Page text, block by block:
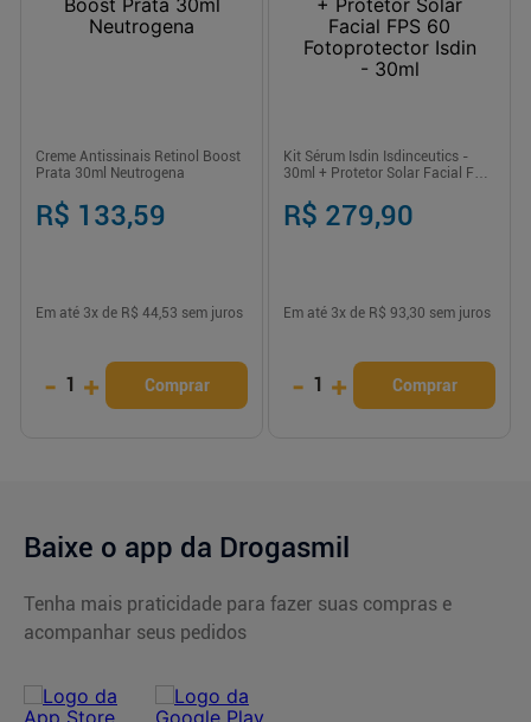
Creme Antissinais Retinol Boost
Prata 30ml Neutrogena
R$ 133,59
Em até 3x de R$ 44,53 sem juros
- 1 + Comprar
Kit Sérum Isdin Isdinceutics -
30ml + Protetor Solar Facial FPS
R$ 279,90
Em até 3x de R$ 93,30 sem juros
- 1 + Comprar
Baixe o app da Drogasmil
Tenha mais praticidade para fazer suas compras e
acompanhar seus pedidos